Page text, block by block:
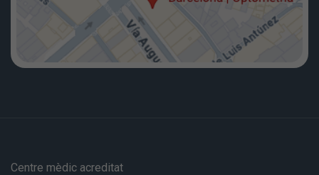
Centre mèdic acreditat